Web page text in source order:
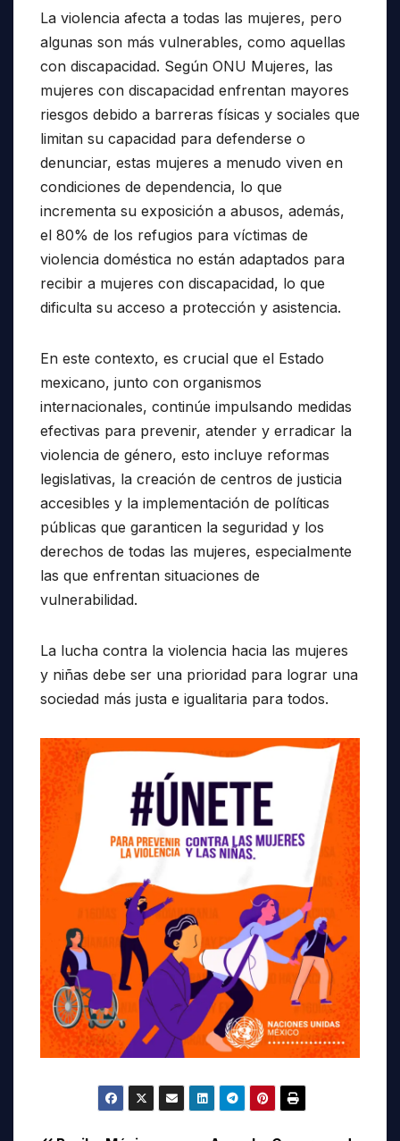
La violencia afecta a todas las mujeres, pero
algunas son más vulnerables, como aquellas
con discapacidad. Según ONU Mujeres, las
mujeres con discapacidad enfrentan mayores
riesgos debido a barreras físicas y sociales que
limitan su capacidad para defenderse o
denunciar, estas mujeres a menudo viven en
condiciones de dependencia, lo que
incrementa su exposición a abusos, además,
el 80% de los refugios para víctimas de
violencia doméstica no están adaptados para
recibir a mujeres con discapacidad, lo que
dificulta su acceso a protección y asistencia.
En este contexto, es crucial que el Estado
mexicano, junto con organismos
internacionales, continúe impulsando medidas
efectivas para prevenir, atender y erradicar la
violencia de género, esto incluye reformas
legislativas, la creación de centros de justicia
accesibles y la implementación de políticas
públicas que garanticen la seguridad y los
derechos de todas las mujeres, especialmente
las que enfrentan situaciones de
vulnerabilidad.
La lucha contra la violencia hacia las mujeres
y niñas debe ser una prioridad para lograr una
sociedad más justa e igualitaria para todos.